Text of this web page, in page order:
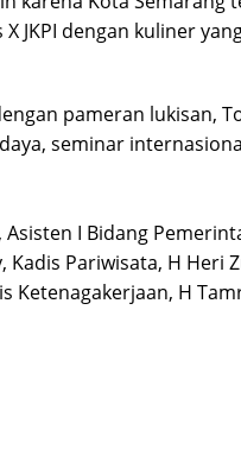
JKPI dengan kuliner
pameran lukisan,
seminar
I Bidang
Kadis Pariwisata, H Heri
Ketenagakerjaan, H